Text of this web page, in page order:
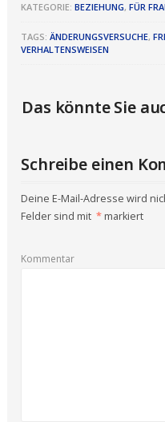
KATEGORIE:BEZIEHUNG,FÜR
TAGS:ÄNDERUNGSVERSUCHE,
VERHALTENSWEISEN
Das könnte Sie
Schreibe einen
Deine E-Mail-Adresse wird
Felder sind mit * markiert
Kommentar